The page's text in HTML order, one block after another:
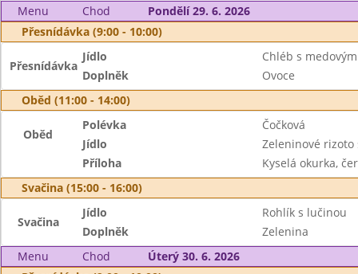
Menu Chod
Pondělí 29. 6. 2026
Přesnídávka (9:00 - 10:00)
Přesnídávka
Jídlo
Chléb s
Doplněk
Ovoce
Oběd (11:00 - 14:00)
Oběd
Polévka
Čočková
Jídlo
Zeleninové rizoto
Příloha
Kyselá okurka,
Svačina (15:00 - 16:00)
Svačina
Jídlo
Rohlík s lučinou
Doplněk
Zelenina
Menu
Chod
Úterý 30. 6. 2026